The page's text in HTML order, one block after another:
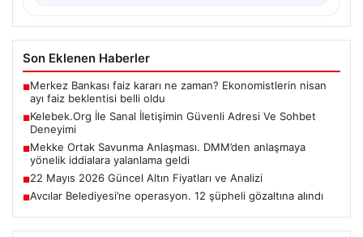
Son Eklenen Haberler
■Merkez Bankası faiz kararı ne zaman? Ekonomistlerin nisan
ayı faiz beklentisi belli oldu
■Kelebek.Org İle Sanal İletişimin Güvenli Adresi Ve Sohbet
Deneyimi
■Mekke Ortak Savunma Anlaşması. DMM’den anlaşmaya
yönelik iddialara yalanlama geldi
■22 Mayıs 2026 Güncel Altın Fiyatları ve Analizi
■Avcılar Belediyesi’ne operasyon. 12 şüpheli gözaltına alındı